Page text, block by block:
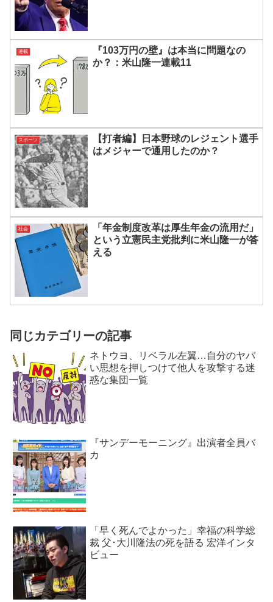
連載
『103万円の壁』は本当に問題なの
か？：米山隆一連載11
スポーツ
【打者編】日本野球のレジェント選手
はメジャーで通用したのか？
社会
「年金制度改革は厚生年金の流用だ」
という立憲民主党批判に米山隆一が答
える
同じカテゴリーの記事
ネトウヨ、リベラル左翼…自分のヤバ
い思想を押しつけて他人を攻撃する迷
惑な集団一覧
『サンデーモーニング』出演者全員バ
カ
「早く死んでよかった」幸福の科学総
裁 父･大川隆法の死を語る 宏洋インタ
ビュー